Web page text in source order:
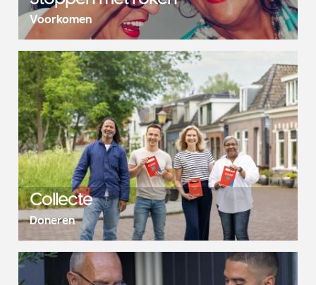
Voorkomen
Collecte
Doneren